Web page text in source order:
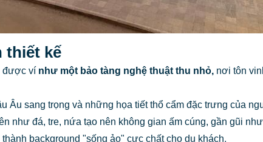
thiết kế
được ví như một bảo tàng nghệ thuật thu nhỏ, nơi tôn
Âu sang trọng và những họa tiết thổ cẩm đặc trưng của
như đá, tre, nứa tạo nên không gian ấm cúng, gần gũi
background "sống ảo" cực chất cho du khách.